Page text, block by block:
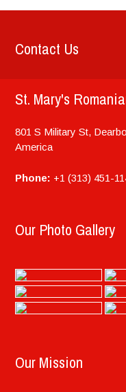
Contact Us
St. Mary's
801 S Military St,
America
Phone: +1 (313) 451-
Our Photo Gallery
Our Mission